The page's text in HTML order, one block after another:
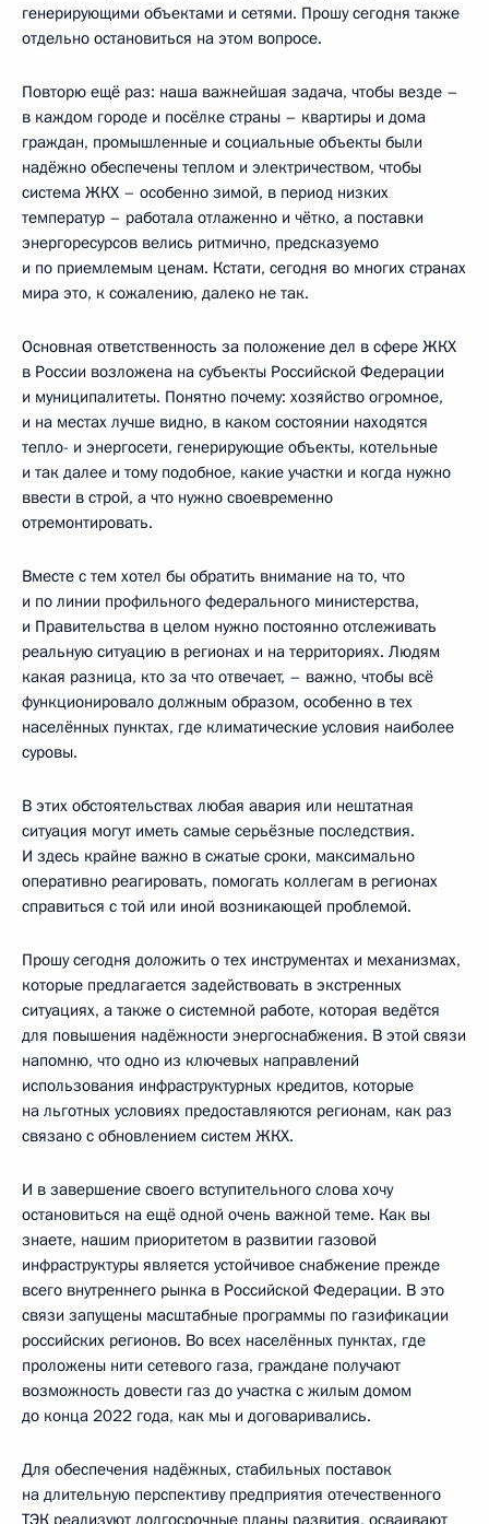
генерирующими объектами и сетями. Прошу сегодня также
отдельно остановиться на этом вопросе.
Повторю ещё раз: наша важнейшая задача, чтобы везде –
в каждом городе и посёлке страны – квартиры и дома
граждан, промышленные и социальные объекты были
надёжно обеспечены теплом и электричеством, чтобы
система ЖКХ – особенно зимой, в период низких
температур – работала отлаженно и чётко, а поставки
энергоресурсов велись ритмично, предсказуемо
и по приемлемым ценам. Кстати, сегодня во многих странах
мира это, к сожалению, далеко не так.
Основная ответственность за положение дел в сфере ЖКХ
в России возложена на субъекты Российской Федерации
и муниципалитеты. Понятно почему: хозяйство огромное,
и на местах лучше видно, в каком состоянии находятся
тепло- и энергосети, генерирующие объекты, котельные
и так далее и тому подобное, какие участки и когда нужно
ввести в строй, а что нужно своевременно
отремонтировать.
Вместе с тем хотел бы обратить внимание на то, что
и по линии профильного федерального министерства,
и Правительства в целом нужно постоянно отслеживать
реальную ситуацию в регионах и на территориях. Людям
какая разница, кто за что отвечает, – важно, чтобы всё
функционировало должным образом, особенно в тех
населённых пунктах, где климатические условия наиболее
суровы.
В этих обстоятельствах любая авария или нештатная
ситуация могут иметь самые серьёзные последствия.
И здесь крайне важно в сжатые сроки, максимально
оперативно реагировать, помогать коллегам в регионах
справиться с той или иной возникающей проблемой.
Прошу сегодня доложить о тех инструментах и механизмах,
которые предлагается задействовать в экстренных
ситуациях, а также о системной работе, которая ведётся
для повышения надёжности энергоснабжения. В этой связи
напомню, что одно из ключевых направлений
использования инфраструктурных кредитов, которые
на льготных условиях предоставляются регионам, как раз
связано с обновлением систем ЖКХ.
И в завершение своего вступительного слова хочу
остановиться на ещё одной очень важной теме. Как вы
знаете, нашим приоритетом в развитии газовой
инфраструктуры является устойчивое снабжение прежде
всего внутреннего рынка в Российской Федерации. В это
связи запущены масштабные программы по газификации
российских регионов. Во всех населённых пунктах, где
проложены нити сетевого газа, граждане получают
возможность довести газ до участка с жилым домом
до конца 2022 года, как мы и договаривались.
Для обеспечения надёжных, стабильных поставок
на длительную перспективу предприятия отечественного
ТЭК реализуют долгосрочные планы развития, осваивают